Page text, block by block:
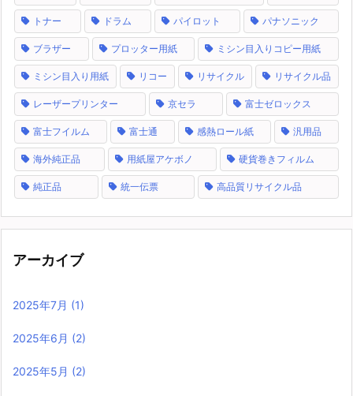
トナー ドラム パイロット パナソニック
ブラザー プロッター用紙 ミシン目入りコピー用紙
ミシン目入り用紙 リコー リサイクル リサイクル品
レーザープリンター 京セラ 富士ゼロックス
富士フイルム 富士通 感熱ロール紙 汎用品
海外純正品 用紙屋アケボノ 硬貨巻きフィルム
純正品 統一伝票 高品質リサイクル品
アーカイブ
2025年7月 (1)
2025年6月 (2)
2025年5月 (2)